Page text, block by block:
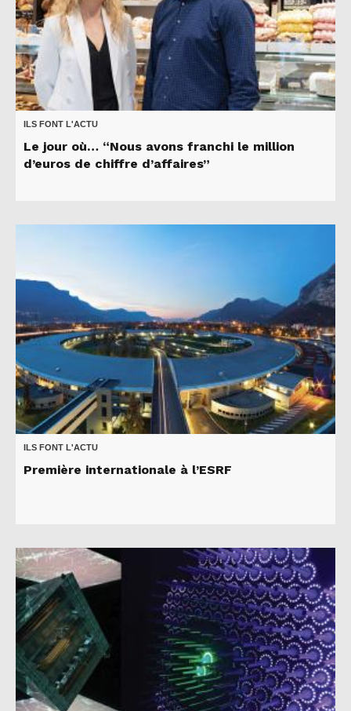
ILS FONT L'ACTU
Le jour où… “Nous avons franchi le million
d’euros de chiffre d’affaires”
ILS FONT L'ACTU
Première internationale à l’ESRF